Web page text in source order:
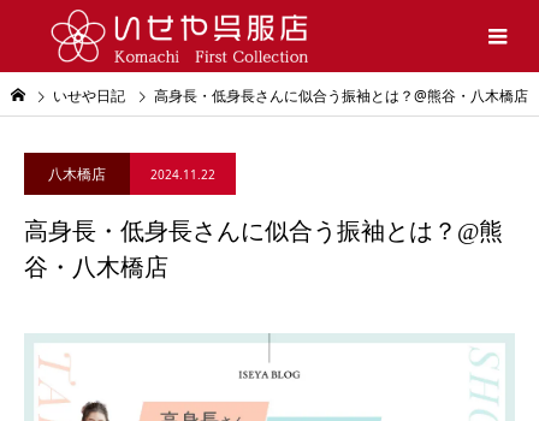
いせや日記 高身長・低身長さんに似合う振袖とは？@熊谷・八木橋店
八木橋店 2024.11.22
高身長・低身長さんに似合う振袖とは？@熊
谷・八木橋店